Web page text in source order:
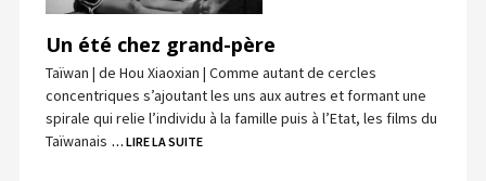
Un été chez grand-père
Taïwan | de Hou Xiaoxian | Comme autant de cercles
concentriques s’ajoutant les uns aux autres et formant une
spirale qui relie l’individu à la famille puis à l’Etat, les films du
Taïwanais … LIRE LA SUITE